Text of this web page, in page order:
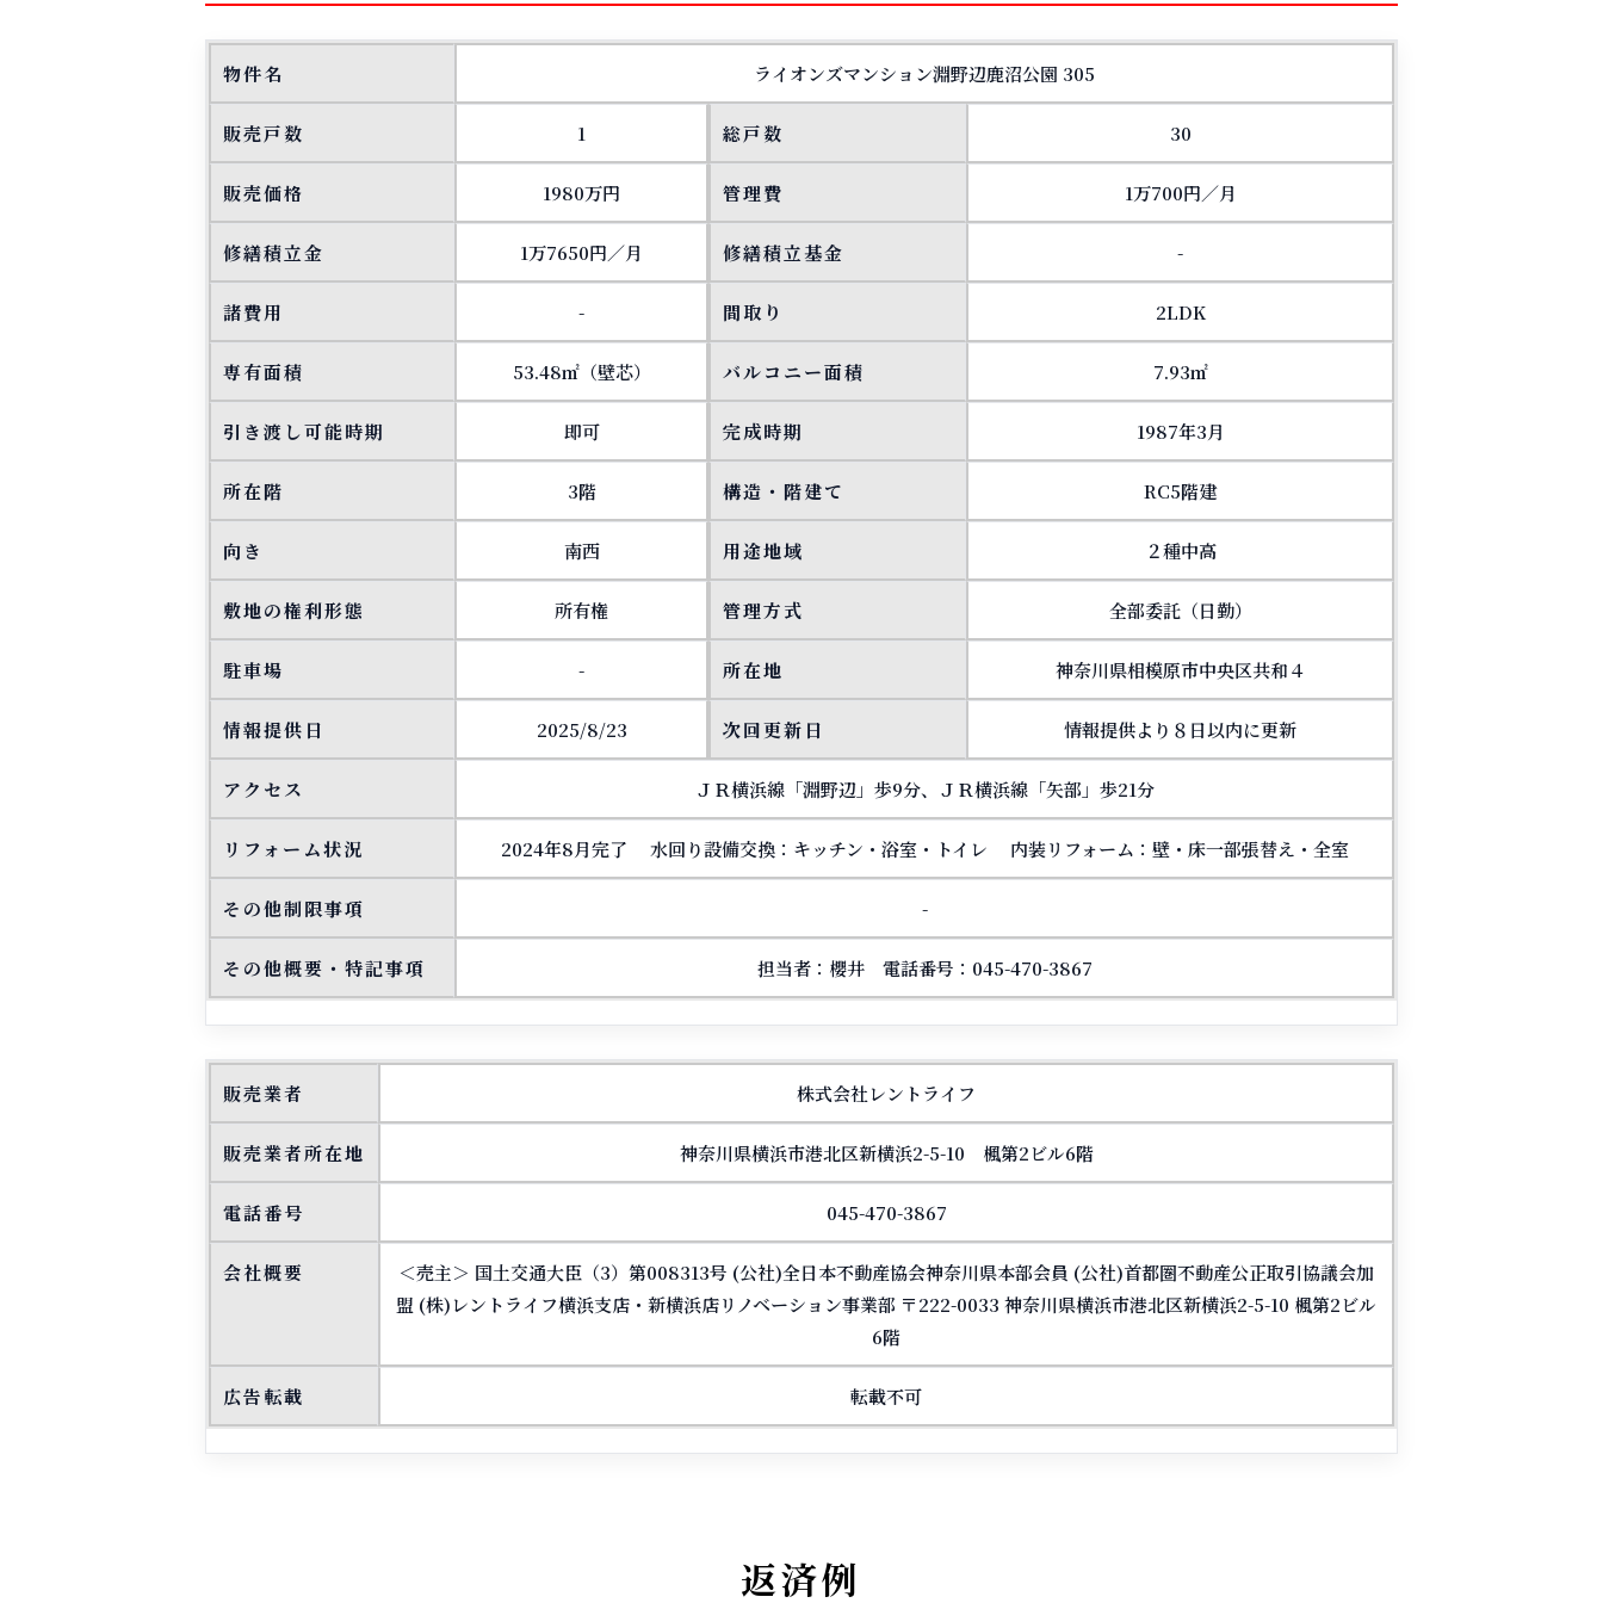
物件名 ライオンズマンション淵野辺鹿沼公園 305
販売戸数 1 総戸数 30
販売価格 1980万円 管理費 1万700円／月
修繕積立金 1万7650円／月 修繕積立基金 -
諸費用 - 間取り 2LDK
専有面積 53.48㎡（壁芯） バルコニー面積 7.93㎡
引き渡し可能時期 即可 完成時期 1987年3月
所在階 3階 構造・階建て RC5階建
向き 南西 用途地域 ２種中高
敷地の権利形態 所有権 管理方式 全部委託（日勤）
駐車場 - 所在地 神奈川県相模原市中央区共和４
情報提供日 2025/8/23 次回更新日 情報提供より８日以内に更新
アクセス ＪＲ横浜線「淵野辺」歩9分、ＪＲ横浜線「矢部」歩21分
リフォーム状況 2024年8月完了 水回り設備交換：キッチン・浴室・トイレ 内装リフォーム：壁・床一部張替え・全室
その他制限事項 -
その他概要・特記事項 担当者：櫻井 電話番号：045-470-3867
販売業者 株式会社レントライフ
販売業者所在地 神奈川県横浜市港北区新横浜2-5-10 楓第2ビル6階
電話番号 045-470-3867
会社概要
＜売主＞ 国土交通大臣（3）第008313号 (公社)全日本不動産協会神奈川県本部会員 (公社)首都圏不動産公正取引協議会加
盟 (株)レントライフ横浜支店・新横浜店リノベーション事業部 〒222-0033 神奈川県横浜市港北区新横浜2-5-10 楓第2ビル
6階
広告転載 転載不可
返済例